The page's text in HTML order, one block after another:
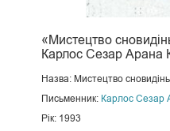
«Мистецтво
Карлос Сезар Арана
Назва: Мистецтво сновидінь
Письменник: Карлос Сезар
Рік: 1993